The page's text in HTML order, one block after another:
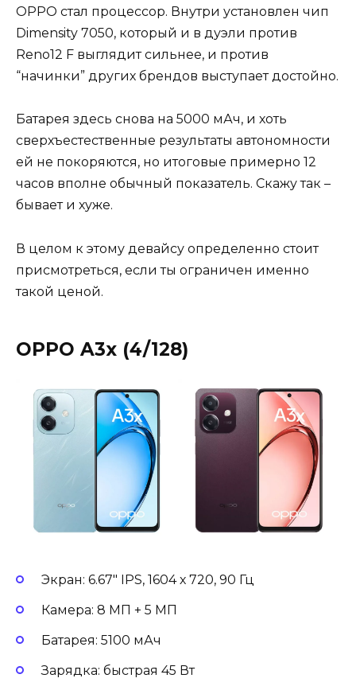
OPPO стал процессор. Внутри установлен чип
Dimensity 7050, который и в дуэли против
Reno12 F выглядит сильнее, и против
“начинки” других брендов выступает достойно.
Батарея здесь снова на 5000 мАч, и хоть
сверхъестественные результаты автономности
ей не покоряются, но итоговые примерно 12
часов вполне обычный показатель. Скажу так –
бывает и хуже.
В целом к этому девайсу определенно стоит
присмотреться, если ты ограничен именно
такой ценой.
OPPO A3x (4/128)
Экран: 6.67″ IPS, 1604 х 720, 90 Гц
Камера: 8 МП + 5 МП
Батарея: 5100 мАч
Зарядка: быстрая 45 Вт